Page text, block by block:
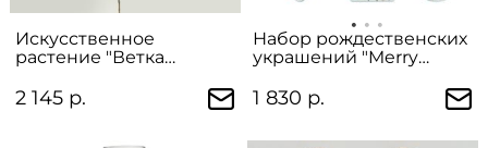
Искусственное
растение "Ветка
2 145 р.
Набор рождественских
украшений "Merry
подарочной упаковке
1 830 р.